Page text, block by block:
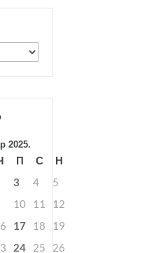
2025.
П С
Н
3 4
5
10 11
12
17 18
19
24 25
26